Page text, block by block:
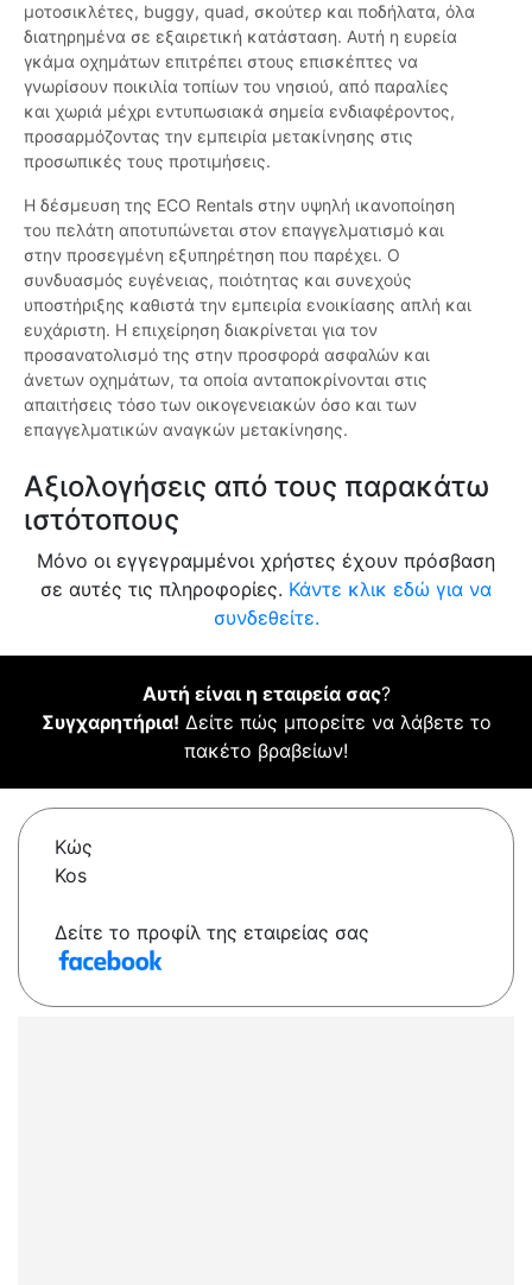
μοτοσικλέτες, buggy, quad, σκούτερ και ποδήλατα, όλα
διατηρημένα σε εξαιρετική κατάσταση. Αυτή η ευρεία
γκάμα οχημάτων επιτρέπει στους επισκέπτες να
γνωρίσουν ποικιλία τοπίων του νησιού, από παραλίες
και χωριά μέχρι εντυπωσιακά σημεία ενδιαφέροντος,
προσαρμόζοντας την εμπειρία μετακίνησης στις
προσωπικές τους προτιμήσεις.
Η δέσμευση της ECO Rentals στην υψηλή ικανοποίηση
του πελάτη αποτυπώνεται στον επαγγελματισμό και
στην προσεγμένη εξυπηρέτηση που παρέχει. Ο
συνδυασμός ευγένειας, ποιότητας και συνεχούς
υποστήριξης καθιστά την εμπειρία ενοικίασης απλή και
ευχάριστη. Η επιχείρηση διακρίνεται για τον
προσανατολισμό της στην προσφορά ασφαλών και
άνετων οχημάτων, τα οποία ανταποκρίνονται στις
απαιτήσεις τόσο των οικογενειακών όσο και των
επαγγελματικών αναγκών μετακίνησης.
Αξιολογήσεις από τους παρακάτω
ιστότοπους
Μόνο οι εγγεγραμμένοι χρήστες έχουν πρόσβαση
σε αυτές τις πληροφορίες. Κάντε κλικ εδώ για να
συνδεθείτε.
Αυτή είναι η εταιρεία σας?
Συγχαρητήρια! Δείτε πώς μπορείτε να λάβετε το
πακέτο βραβείων!
Κώς
Kos
Δείτε το προφίλ της εταιρείας σας